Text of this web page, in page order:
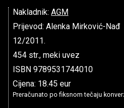
Nakladnik: AGM
Prijevod: Alenka Mirković-Nađ
12/2011.
454 str., meki uvez
ISBN 9789531744010
Cijena: 18.45 eur
Preračunato po fiksnom tečaju